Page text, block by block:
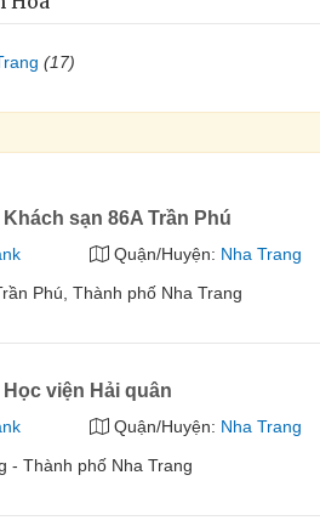
(17)
sạn 86A Trần Phú
Quận/Huyện: Nha Trang
Phú, Thành phố Nha Trang
viện Hải quân
Quận/Huyện: Nha Trang
- Thành phố Nha Trang